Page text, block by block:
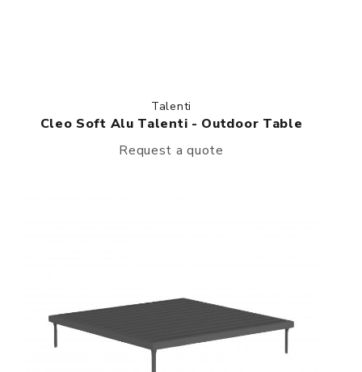
Talenti
Cleo Soft Alu Talenti - Outdoor Table
Request a quote